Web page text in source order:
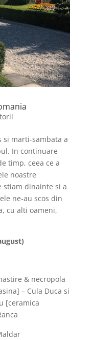
si marti-sambata a
In continuare
timp, ceea ce a
noastre
stiam dinainte si a
ne-au scos din
cu alti oameni,
& necropola
– Cula Duca si
[ceramica